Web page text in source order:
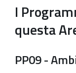
I
questa
PP09 -